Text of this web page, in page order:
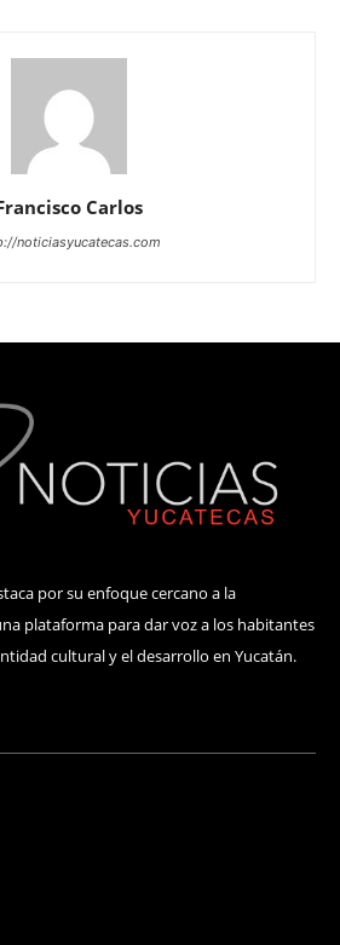
Carlos
noticiasyucatecas.com
por su enfoque cercano a la
plataforma para dar voz a los habitantes
cultural y el desarrollo en Yucatán.